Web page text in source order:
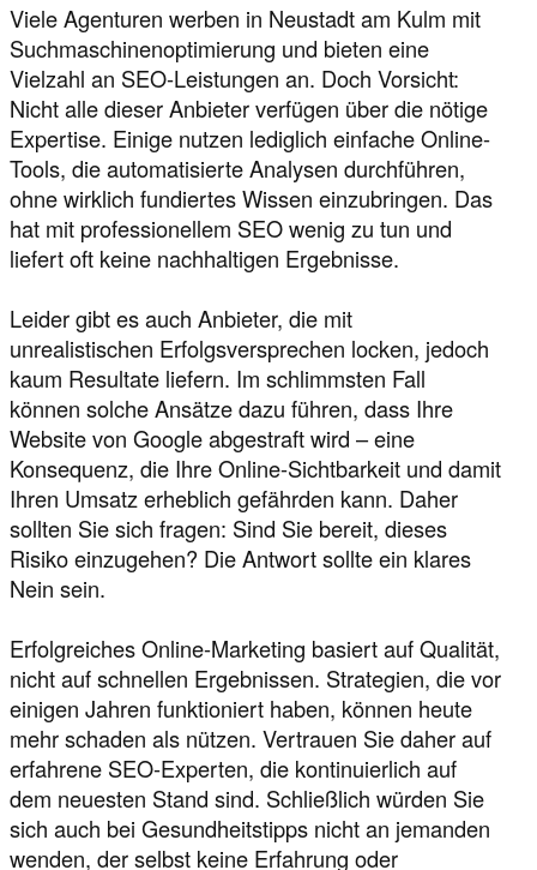
Viele Agenturen werben in Neustadt am Kulm mit
Suchmaschinenoptimierung und bieten eine
Vielzahl an SEO-Leistungen an. Doch Vorsicht:
Nicht alle dieser Anbieter verfügen über die nötige
Expertise. Einige nutzen lediglich einfache Online-
Tools, die automatisierte Analysen durchführen,
ohne wirklich fundiertes Wissen einzubringen. Das
hat mit professionellem SEO wenig zu tun und
liefert oft keine nachhaltigen Ergebnisse.
Leider gibt es auch Anbieter, die mit
unrealistischen Erfolgsversprechen locken, jedoch
kaum Resultate liefern. Im schlimmsten Fall
können solche Ansätze dazu führen, dass Ihre
Website von Google abgestraft wird – eine
Konsequenz, die Ihre Online-Sichtbarkeit und damit
Ihren Umsatz erheblich gefährden kann. Daher
sollten Sie sich fragen: Sind Sie bereit, dieses
Risiko einzugehen? Die Antwort sollte ein klares
Nein sein.
Erfolgreiches Online-Marketing basiert auf Qualität,
nicht auf schnellen Ergebnissen. Strategien, die vor
einigen Jahren funktioniert haben, können heute
mehr schaden als nützen. Vertrauen Sie daher auf
erfahrene SEO-Experten, die kontinuierlich auf
dem neuesten Stand sind. Schließlich würden Sie
sich auch bei Gesundheitstipps nicht an jemanden
wenden, der selbst keine Erfahrung oder